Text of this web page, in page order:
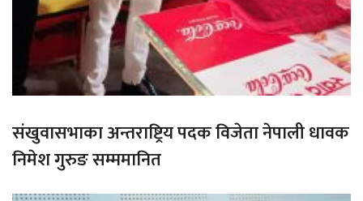
संखुवासभाका अन्तराष्ट्रिय पदक विजेता नेपाली धावक
निमेश गुरुङ सम्ममानित